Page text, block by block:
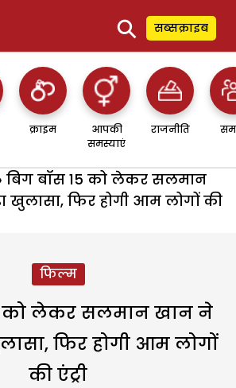
⚲ सब्सक्राइब
क्राइम
आपकी
समस्याएं
राजनीति
बिग बॉस 15 को लेकर सलमान
खुलासा, फिर होगी आम लोगों की
फिल्म
को लेकर सलमान खान ने
फिर होगी आम लोगों
की एंट्री